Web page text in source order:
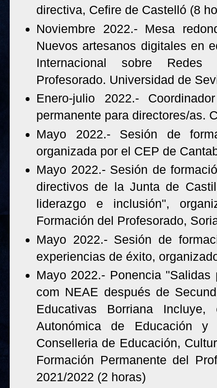
directiva, Cefire de Castelló (8
Noviembre 2022.- Mesa
Nuevos artesanos digitales en
Internacional sobre
Profesorado. Universidad de
Enero-julio 2022.-
permanente para directores/as.
Mayo 2022.- Sesión de
organizada por el CEP de
Mayo 2022.- Sesión de
directivos de la Junta de
liderazgo e inclusión",
Formación del Profesorado,
Mayo 2022.- Sesión de
experiencias de éxito,
Mayo 2022.- Ponencia
com NEAE después de
Educativas Borriana
Autonómica de Educación
Conselleria de Educación,
Formación Permanente del
2021/2022 (2 horas)